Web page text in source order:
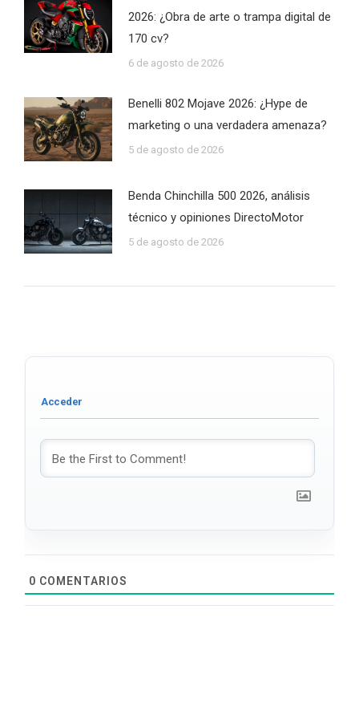
2026: ¿Obra de arte o trampa digital de
170 cv?
6 de agosto de 2026
Benelli 802 Mojave 2026: ¿Hype de
marketing o una verdadera amenaza?
5 de agosto de 2026
Benda Chinchilla 500 2026, análisis
técnico y opiniones DirectoMotor
5 de agosto de 2026
0 COMENTARIOS